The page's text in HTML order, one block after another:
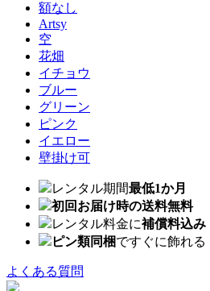
額なし
Artsy
空
花畑
イチョウ
ブルー
グリーン
ピンク
イエロー
壁掛け可
レンタル期間最低1か月
初回お届け時の送料無料
レンタル料金に補償料込み
ピン類同梱ですぐに飾れる
よくある質問